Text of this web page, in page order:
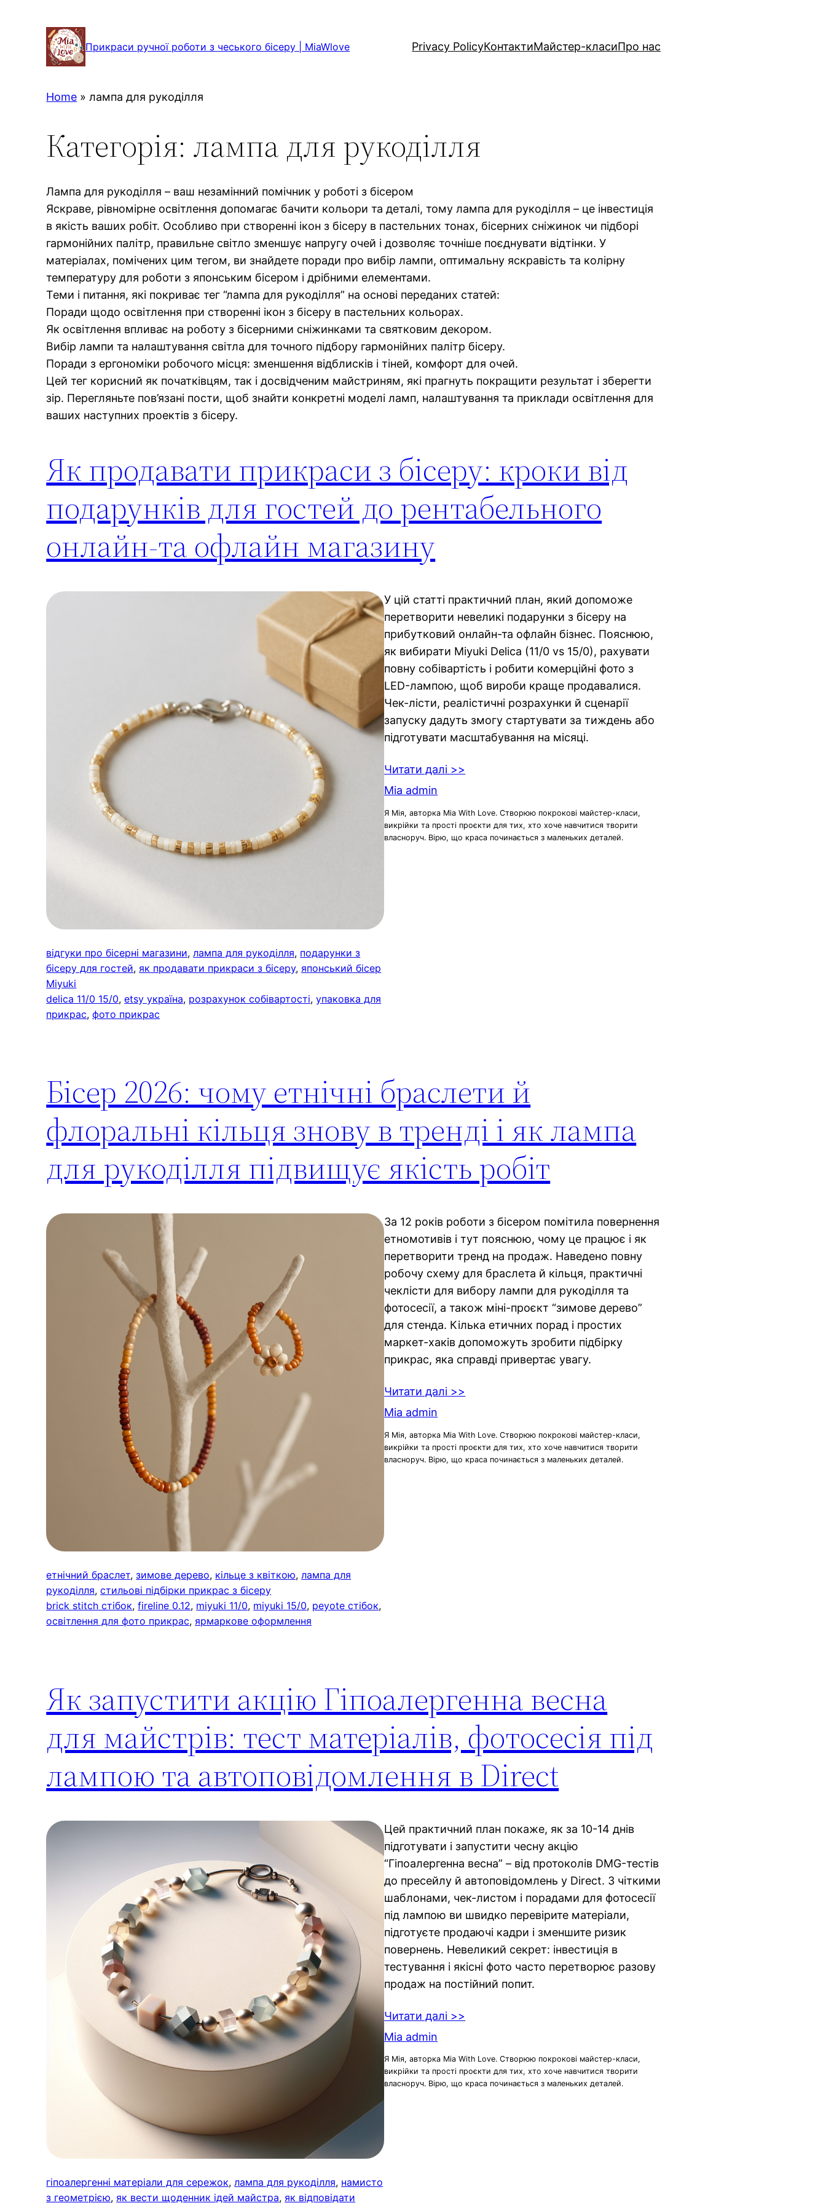
Прикраси ручної роботи з чеського бісеру | MiaWlove Privacy PolicyКонтактиМайстер-класиПро нас
Home »лампа для рукоділля
Категорія: лампа для рукоділля
Лампа для рукоділля – ваш незамінний помічник у роботі з бісером
Яскраве, рівномірне освітлення допомагає бачити кольори та деталі, тому лампа для рукоділля – це інвестиція
в якість ваших робіт. Особливо при створенні ікон з бісеру в пастельних тонах, бісерних сніжинок чи підборі
гармонійних палітр, правильне світло зменшує напругу очей і дозволяє точніше поєднувати відтінки. У
матеріалах, помічених цим тегом, ви знайдете поради про вибір лампи, оптимальну яскравість та колірну
температуру для роботи з японським бісером і дрібними елементами.
Теми і питання, які покриває тег “лампа для рукоділля” на основі переданих статей:
Поради щодо освітлення при створенні ікон з бісеру в пастельних кольорах.
Як освітлення впливає на роботу з бісерними сніжинками та святковим декором.
Вибір лампи та налаштування світла для точного підбору гармонійних палітр бісеру.
Поради з ергономіки робочого місця: зменшення відблисків і тіней, комфорт для очей.
Цей тег корисний як початківцям, так і досвідченим майстриням, які прагнуть покращити результат і зберегти
зір. Перегляньте пов’язані пости, щоб знайти конкретні моделі ламп, налаштування та приклади освітлення для
ваших наступних проектів з бісеру.
Як продавати прикраси з бісеру: кроки від
подарунків для гостей до рентабельного
онлайн-та офлайн магазину
відгуки про бісерні магазини, лампа для рукоділля, подарунки з
бісеру для гостей, як продавати прикраси з бісеру, японський бісер
Miyuki
delica 11/0 15/0, etsy україна, розрахунок собівартості, упаковка для
прикрас, фото прикрас
У цій статті практичний план, який допоможе
перетворити невеликі подарунки з бісеру на
прибутковий онлайн-та офлайн бізнес. Пояснюю,
як вибирати Miyuki Delica (11/0 vs 15/0), рахувати
повну собівартість і робити комерційні фото з
LED-лампою, щоб вироби краще продавалися.
Чек-лісти, реалістичні розрахунки й сценарії
запуску дадуть змогу стартувати за тиждень або
підготувати масштабування на місяці.
Читати далі >>
Mia admin
Я Мія, авторка Mia With Love. Створюю покрокові майстер-класи,
викрійки та прості проєкти для тих, хто хоче навчитися творити
власноруч. Вірю, що краса починається з маленьких деталей.
Бісер 2026: чому етнічні браслети й
флоральні кільця знову в тренді і як лампа
для рукоділля підвищує якість робіт
етнічний браслет, зимове дерево, кільце з квіткою, лампа для
рукоділля, стильові підбірки прикрас з бісеру
brick stitch стібок, fireline 0.12, miyuki 11/0, miyuki 15/0, peyote стібок
освітлення для фото прикрас, ярмаркове оформлення
За 12 років роботи з бісером помітила повернення
етномотивів і тут пояснюю, чому це працює і як
перетворити тренд на продаж. Наведено повну
робочу схему для браслета й кільця, практичні
чеклісти для вибору лампи для рукоділля та
фотосесії, а також міні-проєкт “зимове дерево”
для стенда. Кілька етичних порад і простих
маркет-хаків допоможуть зробити підбірку
прикрас, яка справді привертає увагу.
Читати далі >>
Mia admin
Я Мія, авторка Mia With Love. Створюю покрокові майстер-класи,
викрійки та прості проєкти для тих, хто хоче навчитися творити
власноруч. Вірю, що краса починається з маленьких деталей.
Як запустити акцію Гіпоалергенна весна
для майстрів: тест матеріалів, фотосесія під
лампою та автоповідомлення в Direct
гіпоалергенні матеріали для сережок, лампа для рукоділля, намисто
з геометрією, як вести щоденник ідей майстра, як відповідати
Цей практичний план покаже, як за 10-14 днів
підготувати і запустити чесну акцію
“Гіпоалергенна весна” – від протоколів DMG-тестів
до пресейлу й автоповідомлень у Direct. З чіткими
шаблонами, чек-листом і порадами для фотосесії
під лампою ви швидко перевірите матеріали,
підготуєте продаючі кадри і зменшите ризик
повернень. Невеликий секрет: інвестиція в
тестування і якісні фото часто перетворює разову
продаж на постійний попит.
Читати далі >>
Mia admin
Я Мія, авторка Mia With Love. Створюю покрокові майстер-класи,
викрійки та прості проєкти для тих, хто хоче навчитися творити
власноруч. Вірю, що краса починається з маленьких деталей.